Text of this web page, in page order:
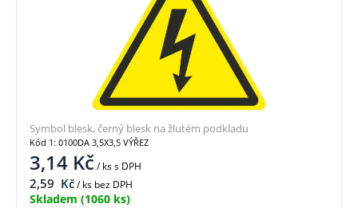
3,14 Kč/ kss DPH
2,59 Kč/ ks bez DPH
Skladem (1060 ks)
Symbol blesk, černý blesk na žlutém podkladu
Kód 1: 0100DA 3,5X3,5 VÝŘEZ